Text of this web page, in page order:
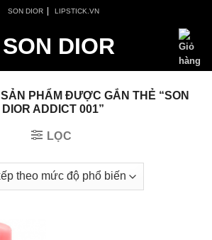
SON DIOR | LIPSTICK.VN
SẢN PHẨM ĐƯỢC GẮN THẺ “SON
DIOR ADDICT 001”
LỌC